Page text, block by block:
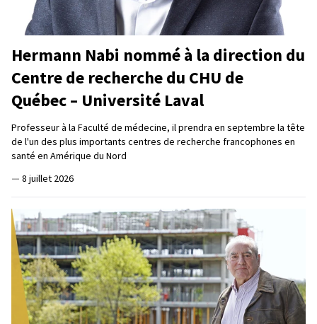
Hermann Nabi nommé à la direction du
Centre de recherche du CHU de
Québec – Université Laval
Professeur à la Faculté de médecine, il prendra en septembre la tête
de l'un des plus importants centres de recherche francophones en
santé en Amérique du Nord
— 8 juillet 2026